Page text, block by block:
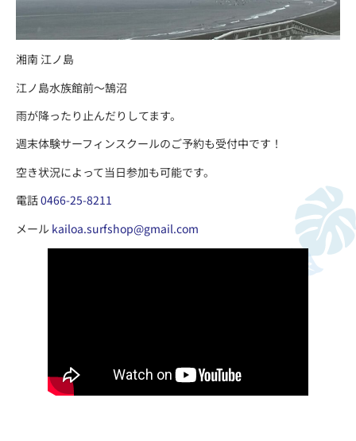
湘南 江ノ島
江ノ島水族館前〜鵠沼
雨が降ったり止んだりしてます。
週末体験サーフィンスクールのご予約も受付中です！
空き状況によって当日参加も可能です。
電話0466-25-8211
メール kailoa.surfshop@gmail.com